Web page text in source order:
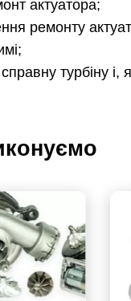
актуатора;
ремонту
турбіну